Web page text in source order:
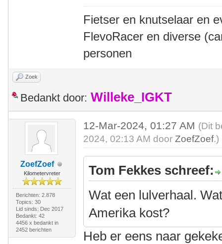
Fietser en knutselaar en
FlevoRacer en diverse
personen
Zoek
Bedankt door: Willeke_IGKT
ZoefZoef
Kilometervreter
Berichten: 2.878
Topics: 30
Lid sinds: Dec 2017
Bedankt: 42
4456 x bedankt in
2452 berichten
12-Mar-2024, 01:27 AM (Dit
2024, 02:13 AM doorZoefZoef.)
Tom Fekkes schreef:
Wat een lulverhaal.
Amerika kost?
Heb er eens naar